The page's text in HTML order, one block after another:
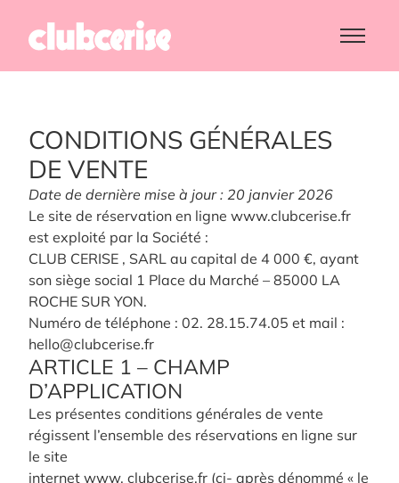
CONDITIONS GÉNÉRALES
DE VENTE
Date de dernière mise à jour : 20 janvier 2026
Le site de réservation en ligne www.clubcerise.fr
est exploité par la Société :
CLUB CERISE , SARL au capital de 4 000 €, ayant
son siège social 1 Place du Marché – 85000 LA
ROCHE SUR YON.
Numéro de téléphone : 02. 28.15.74.05 et mail :
hello@clubcerise.fr
ARTICLE 1 – CHAMP
D’APPLICATION
Les présentes conditions générales de vente
régissent l’ensemble des réservations en ligne sur
le site
internet www. clubcerise.fr (ci- après dénommé « le